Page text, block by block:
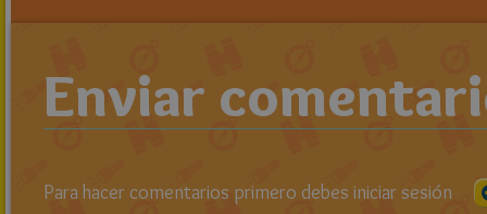
Enviar
Para hacer comentarios primero debes iniciar sesión